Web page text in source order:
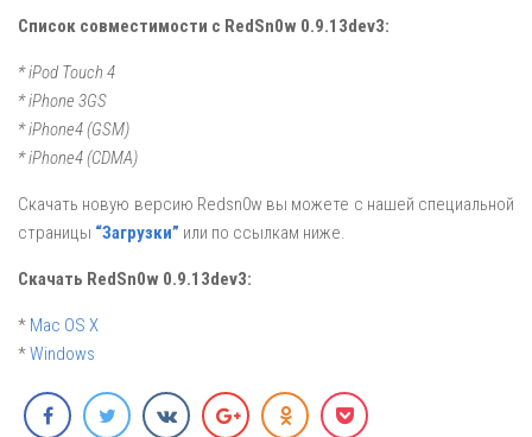
Список совместимости с RedSn0w 0.9.13dev3:
* iPod Touch 4
* iPhone 3GS
* iPhone4 (GSM)
* iPhone4 (CDMA)
Скачать новую версию Redsn0w вы можете с нашей специальной
страницы “Загрузки” или по ссылкам ниже.
Скачать RedSn0w 0.9.13dev3:
* Mac OS X
*Windows